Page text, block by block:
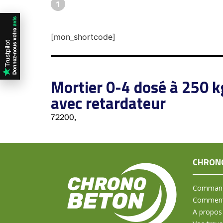
1
[mon_shortcode]
Mortier 0-4 dosé à 250
avec retardateur
72200,
A propos